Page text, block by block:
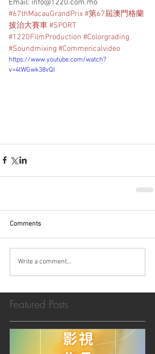
Email: info@1220.com.mo
#67thMacauGrandPrix #第67屆澳門格蘭
披治大賽車 #SPORT
#1220FilmProduction #Colorgrading
#Soundmixing #Commericalvideo
https://www.youtube.com/watch?
v=4lWGwk38vQI
Comments
Write a comment...
Featured Posts